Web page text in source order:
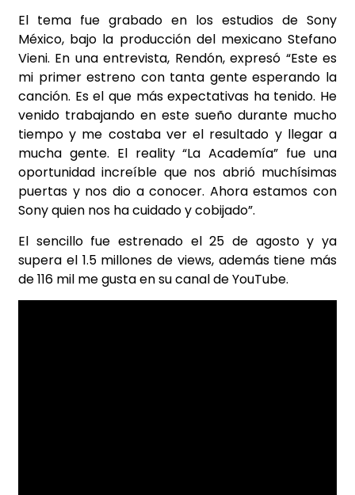
El tema fue grabado en los estudios de Sony
México, bajo la producción del mexicano Stefano
Vieni. En una entrevista, Rendón, expresó “Este es
mi primer estreno con tanta gente esperando la
canción. Es el que más expectativas ha tenido. He
venido trabajando en este sueño durante mucho
tiempo y me costaba ver el resultado y llegar a
mucha gente. El reality “La Academía” fue una
oportunidad increíble que nos abrió muchísimas
puertas y nos dio a conocer. Ahora estamos con
Sony quien nos ha cuidado y cobijado”.
El sencillo fue estrenado el 25 de agosto y ya
supera el 1.5 millones de views, además tiene más
de 116 mil me gusta en su canal de YouTube.